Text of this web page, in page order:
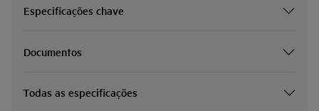
Especificações chave
Documentos
Todas as especificações